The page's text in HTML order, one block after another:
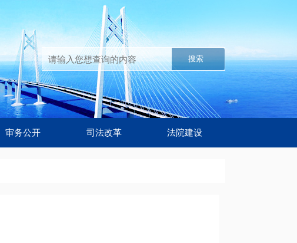
搜索
审务公开 司法改革 法院建设